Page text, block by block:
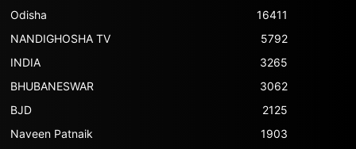
Odisha
16411
NANDIGHOSHA TV
5792
INDIA
3265
BHUBANESWAR
3062
BJD
2125
Naveen Patnaik
1903